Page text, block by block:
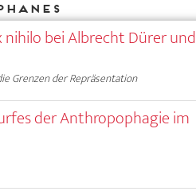
bei Albrecht Dürer und
Grenzen der Repräsentation
der Anthropophagie im